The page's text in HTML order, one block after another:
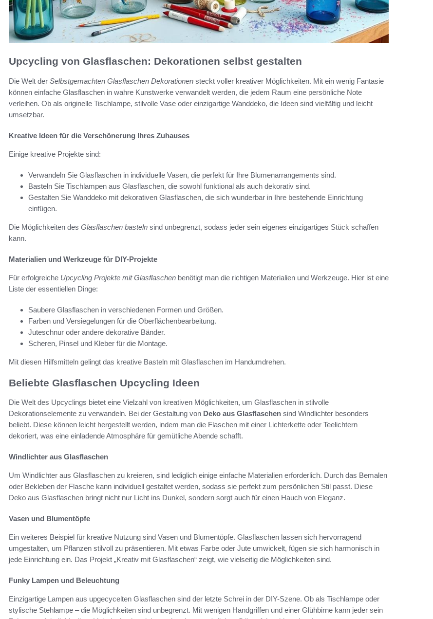
Upcycling von Glasflaschen: Dekorationen selbst gestalten
Die Welt der Selbstgemachten Glasflaschen Dekorationen steckt voller kreativer Möglichkeiten. Mit ein wenig Fantasie
können einfache Glasflaschen in wahre Kunstwerke verwandelt werden, die jedem Raum eine persönliche Note
verleihen. Ob als originelle Tischlampe, stilvolle Vase oder einzigartige Wanddeko, die Ideen sind vielfältig und leicht
umsetzbar.
Kreative Ideen für die Verschönerung Ihres Zuhauses
Einige kreative Projekte sind:
Verwandeln Sie Glasflaschen in individuelle Vasen, die perfekt für Ihre Blumenarrangements sind.
Basteln Sie Tischlampen aus Glasflaschen, die sowohl funktional als auch dekorativ sind.
Gestalten Sie Wanddeko mit dekorativen Glasflaschen, die sich wunderbar in Ihre bestehende Einrichtung
einfügen.
Die Möglichkeiten des Glasflaschen basteln sind unbegrenzt, sodass jeder sein eigenes einzigartiges Stück schaffen
kann.
Materialien und Werkzeuge für DIY-Projekte
Für erfolgreiche Upcycling Projekte mit Glasflaschen benötigt man die richtigen Materialien und Werkzeuge. Hier ist eine
Liste der essentiellen Dinge:
Saubere Glasflaschen in verschiedenen Formen und Größen.
Farben und Versiegelungen für die Oberflächenbearbeitung.
Juteschnur oder andere dekorative Bänder.
Scheren, Pinsel und Kleber für die Montage.
Mit diesen Hilfsmitteln gelingt das kreative Basteln mit Glasflaschen im Handumdrehen.
Beliebte Glasflaschen Upcycling Ideen
Die Welt des Upcyclings bietet eine Vielzahl von kreativen Möglichkeiten, um Glasflaschen in stilvolle
Dekorationselemente zu verwandeln. Bei der Gestaltung von Deko aus Glasflaschen sind Windlichter besonders
beliebt. Diese können leicht hergestellt werden, indem man die Flaschen mit einer Lichterkette oder Teelichtern
dekoriert, was eine einladende Atmosphäre für gemütliche Abende schafft.
Windlichter aus Glasflaschen
Um Windlichter aus Glasflaschen zu kreieren, sind lediglich einige einfache Materialien erforderlich. Durch das Bemalen
oder Bekleben der Flasche kann individuell gestaltet werden, sodass sie perfekt zum persönlichen Stil passt. Diese
Deko aus Glasflaschen bringt nicht nur Licht ins Dunkel, sondern sorgt auch für einen Hauch von Eleganz.
Vasen und Blumentöpfe
Ein weiteres Beispiel für kreative Nutzung sind Vasen und Blumentöpfe. Glasflaschen lassen sich hervorragend
umgestalten, um Pflanzen stilvoll zu präsentieren. Mit etwas Farbe oder Jute umwickelt, fügen sie sich harmonisch in
jede Einrichtung ein. Das Projekt „Kreativ mit Glasflaschen“ zeigt, wie vielseitig die Möglichkeiten sind.
Funky Lampen und Beleuchtung
Einzigartige Lampen aus upgecycelten Glasflaschen sind der letzte Schrei in der DIY-Szene. Ob als Tischlampe oder
stylische Stehlampe – die Möglichkeiten sind unbegrenzt. Mit wenigen Handgriffen und einer Glühbirne kann jeder sein